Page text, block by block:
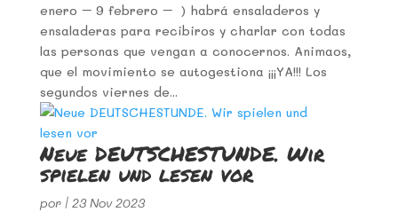
enero – 9 febrero – ) habrá ensaladeros y
ensaladeras para recibiros y charlar con todas
las personas que vengan a conocernos. Animaos,
que el movimiento se autogestiona ¡¡¡YA!!! Los
segundos viernes de...
Neue DEUTSCHESTUNDE. Wir
spielen und lesen vor
por | 23 Nov 2023